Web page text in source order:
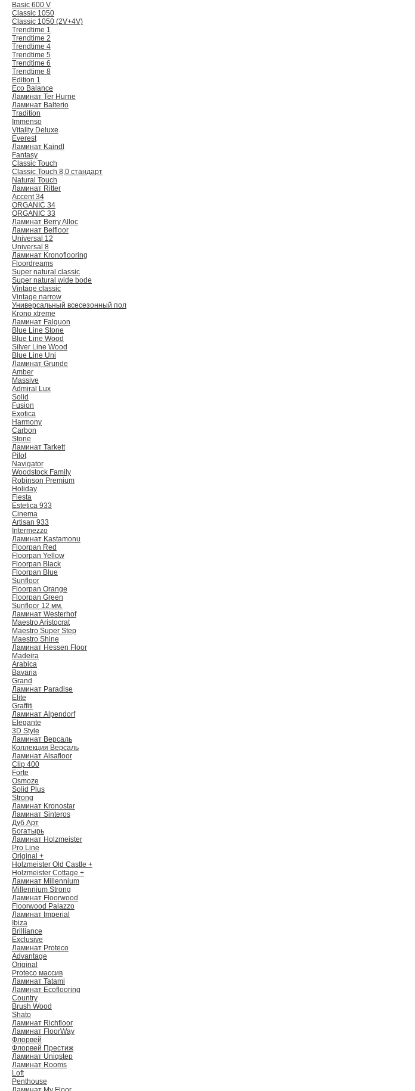
Basic 600 V
Classic 1050
Classic 1050 (2V+4V)
Trendtime 1
Trendtime 2
Trendtime 4
Trendtime 5
Trendtime 6
Trendtime 8
Edition 1
Eco Balance
Ламинат Ter Hurne
Ламинат Balterio
Tradition
Immenso
Vitality Deluxe
Everest
Ламинат Kaindl
Fantasy
Classic Touch
Classic Touch 8,0 стандарт
Natural Touch
Ламинат Ritter
Accent 34
ORGANIC 34
ORGANIC 33
Ламинат Berry Alloc
Ламинат Belfloor
Universal 12
Universal 8
Ламинат Kronoflooring
Floordreams
Super natural classic
Super natural wide bode
Vintage classic
Vintage narrow
Универсальный всесезонный пол
Krono xtreme
Ламинат Falquon
Blue Line Stone
Blue Line Wood
Silver Line Wood
Blue Line Uni
Ламинат Grunde
Amber
Massive
Admiral Lux
Solid
Fusion
Exotica
Harmony
Carbon
Stone
Ламинат Tarkett
Pilot
Navigator
Woodstock Family
Robinson Premium
Holiday
Fiesta
Estetica 933
Cinema
Artisan 933
Intermezzo
Ламинат Kastamonu
Floorpan Red
Floorpan Yellow
Floorpan Black
Floorpan Blue
Sunfloor
Floorpan Orange
Floorpan Green
Sunfloor 12 мм.
Ламинат Westerhof
Maestro Aristocrat
Maestro Super Step
Maestro Shine
Ламинат Hessen Floor
Madeira
Arabica
Bavaria
Grand
Ламинат Paradise
Elite
Graffiti
Ламинат Alpendorf
Elegante
3D Style
Ламинат Версаль
Коллекция Версаль
Ламинат Alsafloor
Clip 400
Forte
Osmoze
Solid Plus
Strong
Ламинат Kronostar
Ламинат Sinteros
Дуб Арт
Богатырь
Ламинат Holzmeister
Pro Line
Original +
Holzmeister Old Castle +
Holzmeister Cottage +
Ламинат Millennium
Millennium Strong
Ламинат Floorwood
Floorwood Palazzo
Ламинат Imperial
Ibiza
Brilliance
Exclusive
Ламинат Proteco
Advantage
Original
Proteco массив
Ламинат Tatami
Ламинат Ecoflooring
Country
Brush Wood
Shato
Ламинат Richfloor
Ламинат FloorWay
Флорвей
Флорвей Престиж
Ламинат Uniqstep
Ламинат Rooms
Loft
Penthouse